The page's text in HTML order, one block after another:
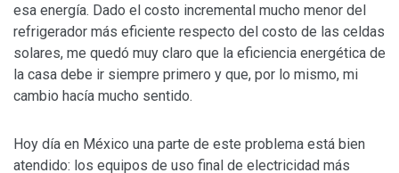
esa energía. Dado el costo incremental mucho menor del
refrigerador más eficiente respecto del costo de las celdas
solares, me quedó muy claro que la eficiencia energética de
la casa debe ir siempre primero y que, por lo mismo, mi
cambio hacía mucho sentido.
Hoy día en México una parte de este problema está bien
atendido: los equipos de uso final de electricidad más